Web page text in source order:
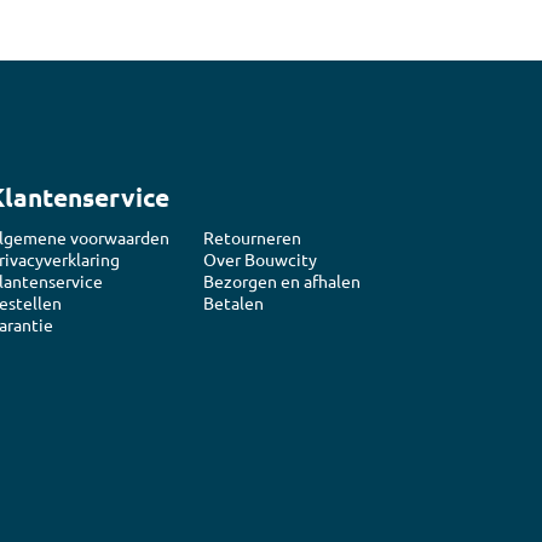
voorwaarden
Retourneren
Over Bouwcity
Bezorgen en afhalen
Betalen